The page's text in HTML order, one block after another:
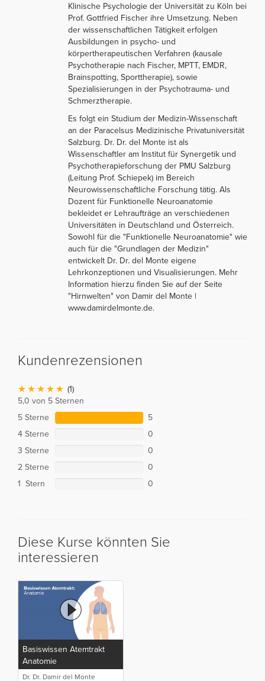
Klinische Psychologie der Universität zu Köln bei
Prof. Gottfried Fischer ihre Umsetzung. Neben
der wissenschaftlichen Tätigkeit erfolgen
Ausbildungen in psycho- und
körpertherapeutischen Verfahren (kausale
Psychotherapie nach Fischer, MPTT, EMDR,
Brainspotting, Sporttherapie), sowie
Spezialisierungen in der Psychotrauma- und
Schmerztherapie.
Es folgt ein Studium der Medizin-Wissenschaft
an der Paracelsus Medizinische Privatuniversität
Salzburg. Dr. Dr. del Monte ist als
Wissenschaftler am Institut für Synergetik und
Psychotherapieforschung der PMU Salzburg
(Leitung Prof. Schiepek) im Bereich
Neurowissenschaftliche Forschung tätig. Als
Dozent für Funktionelle Neuroanatomie
bekleidet er Lehraufträge an verschiedenen
Universitäten in Deutschland und Österreich.
Sowohl für die "Funktionelle Neuroanatomie" wie
auch für die "Grundlagen der Medizin"
entwickelt Dr. Dr. del Monte eigene
Lehrkonzeptionen und Visualisierungen. Mehr
Information hierzu finden Sie auf der Seite
"Hirnwelten" von Damir del Monte |
www.damirdelmonte.de.
Kundenrezensionen
(1)
5,0 von 5 Sternen
5 Sterne
5
4 Sterne
0
3 Sterne
0
2 Sterne
0
1 Stern
0
Diese Kurse könnten Sie
interessieren
Basiswissen Atemtrakt
Anatomie
Dr. Dr. Damir del Monte